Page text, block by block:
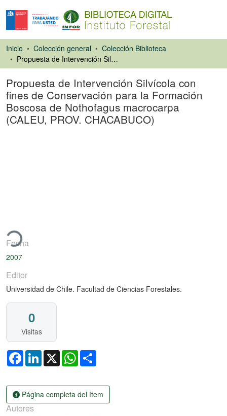
Inicio Colección general
Colección Biblioteca
Propuesta de Intervención Silvícola con fines de Conservación para la Formación Boscosa de Nothofagus macrocarpa (CALEU, PROV. CHACABUCO)
Propuesta de Intervención Silvícola con
fines de Conservación para la Formación
Boscosa de Nothofagus macrocarpa
(CALEU, PROV. CHACABUCO)
Cargando...
Fecha
2007
Editor
Universidad de Chile. Facultad de Ciencias Forestales.
0
Visitas
FacebookLinkedIn
X WhatsApp
Página completa del ítem
Autores